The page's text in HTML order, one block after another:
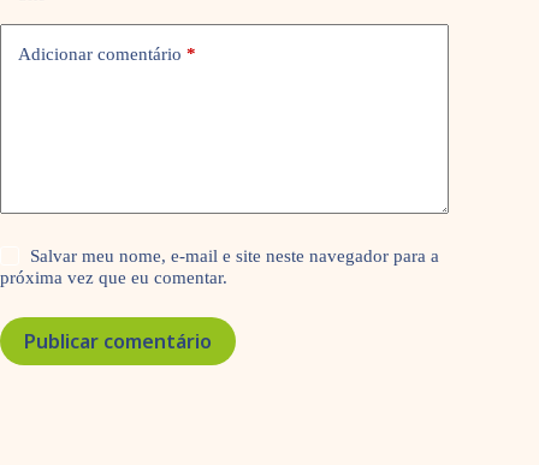
Adicionar comentário *
Salvar meu nome, e-mail e site neste navegador para a
próxima vez que eu comentar.
Publicar comentário